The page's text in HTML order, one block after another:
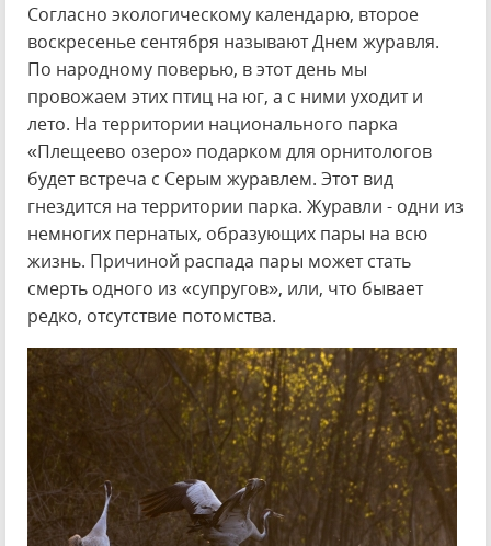
Согласно экологическому календарю, второе
воскресенье сентября называют Днем журавля.
По народному поверью, в этот день мы
провожаем этих птиц на юг, а с ними уходит и
лето. На территории национального парка
«Плещеево озеро» подарком для орнитологов
будет встреча с Серым журавлем. Этот вид
гнездится на территории парка. Журавли - одни из
немногих пернатых, образующих пары на всю
жизнь. Причиной распада пары может стать
смерть одного из «супругов», или, что бывает
редко, отсутствие потомства.